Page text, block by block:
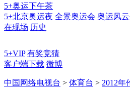
5+奥运下午茶
5+北京奥运夜 全景奥运会 奥运风
在现场 历史
5+VIP 有奖竞猜
客户端下载 微博
中国网络电视台 > 体育台 > 2012年